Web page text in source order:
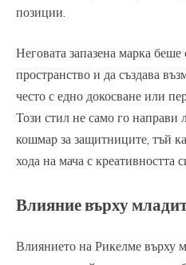
позиции.
Неговата запазена марка
пространство и да създава
често с едно докосване или
Този стил не само го
кошмар за защитниците, тъй
хода на мача с креативността
Влияние върху
Влиянието на Рикелме върху